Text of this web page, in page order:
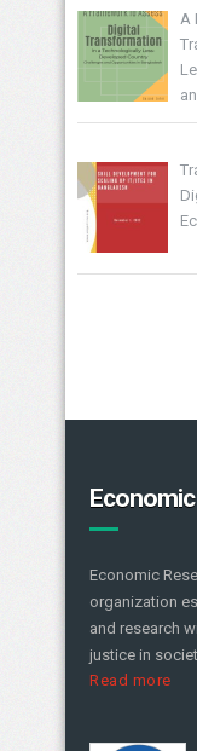
A
Economic
organization
and research
justice in
Read more